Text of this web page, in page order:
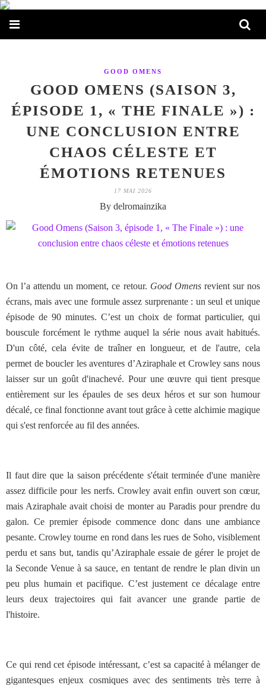
GOOD OMENS
GOOD OMENS (SAISON 3,
ÉPISODE 1, « THE FINALE ») :
UNE CONCLUSION ENTRE
CHAOS CÉLESTE ET
ÉMOTIONS RETENUES
17 MAI 2026
By delromainzika
On l’a attendu un moment, ce retour. Good Omensrevient sur nos
écrans, mais avec une formule assez surprenante : un seul et unique
épisode de 90 minutes. C’est un choix de format particulier, qui
bouscule forcément le rythme auquel la série nous avait habitués.
D'un côté, cela évite de traîner en longueur, et de l'autre, cela
permet de boucler les aventures d’Aziraphale et Crowley sans nous
laisser sur un goût d'inachevé. Pour une œuvre qui tient presque
entièrement sur les épaules de ses deux héros et sur son humour
décalé, ce final fonctionne avant tout grâce à cette alchimie magique
qui s'est renforcée au fil des années.
Il faut dire que la saison précédente s'était terminée d'une manière
assez difficile pour les nerfs. Crowley avait enfin ouvert son cœur,
mais Aziraphale avait choisi de monter au Paradis pour prendre du
galon. Ce premier épisode commence donc dans une ambiance
pesante. Crowley tourne en rond dans les rues de Soho, visiblement
perdu et sans but, tandis qu’Aziraphale essaie de gérer le projet de
la Seconde Venue à sa sauce, en tentant de rendre le plan divin un
peu plus humain et pacifique. C’est justement ce décalage entre
leurs deux trajectoires qui fait avancer une grande partie de
l'histoire.
Ce qui rend cet épisode intéressant, c’est sa capacité à mélanger de
gigantesques enjeux cosmiques avec des sentiments très terre à